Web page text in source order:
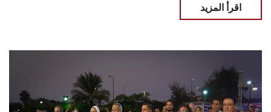
اقرأ المزيد